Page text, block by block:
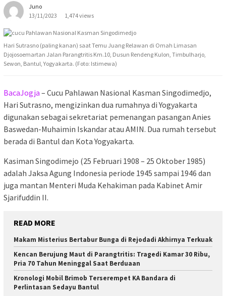
Juno
13/11/2023
1,474 views
Hari Sutrasno (paling kanan) saat Temu Juang Relawan di Omah Limasan
Djojosoemartan Jalan Parangtritis Km.10, Dusun Rendeng Kulon, Timbulharjo,
Sewon, Bantul, Yogyakarta. (Foto: Istimewa)
BacaJogja – Cucu Pahlawan Nasional Kasman Singodimedjo,
Hari Sutrasno, mengizinkan dua rumahnya di Yogyakarta
digunakan sebagai sekretariat pemenangan pasangan Anies
Baswedan-Muhaimin Iskandar atau AMIN. Dua rumah tersebut
berada di Bantul dan Kota Yogyakarta.
Kasiman Singodimejo (25 Februari 1908 – 25 Oktober 1985)
adalah Jaksa Agung Indonesia periode 1945 sampai 1946 dan
juga mantan Menteri Muda Kehakiman pada Kabinet Amir
Sjarifuddin II.
READ MORE
Makam Misterius Bertabur Bunga di Rejodadi Akhirnya Terkuak
Kencan Berujung Maut di Parangtritis: Tragedi Kamar 30 Ribu,
Pria 70 Tahun Meninggal Saat Berduaan
Kronologi Mobil Brimob Terserempet KA Bandara di
Perlintasan Sedayu Bantul